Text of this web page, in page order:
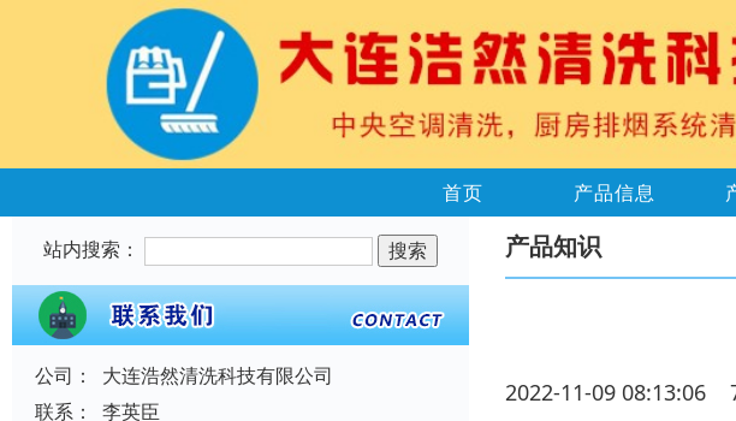
首页 产品信息
站内搜索：
公司：
大连浩然清洗科技有限公司
联系：
李英臣
产品知识
2022-11-09 08:13:06